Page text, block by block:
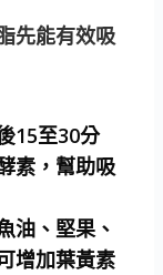
先能有效吸
15至30分
素，幫助吸
油、堅果、
增加葉黃素